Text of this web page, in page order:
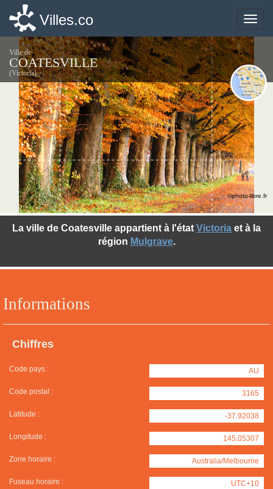
Toggle
Villes.co
Ville de
COATESVILLE
(Victoria)
Informations
Chiffres
Code pays : AU
Code postal : 3165
Latitude : -37.92038
Longitude : 145.05307
Zone horaire : Australia/Melbourne
Fuseau horaire : UTC+10
La ville de Coatesville appartient à l'état Victoria et à la
région Mulgrave.
©photo-libre.fr
Toggle
Villes.co